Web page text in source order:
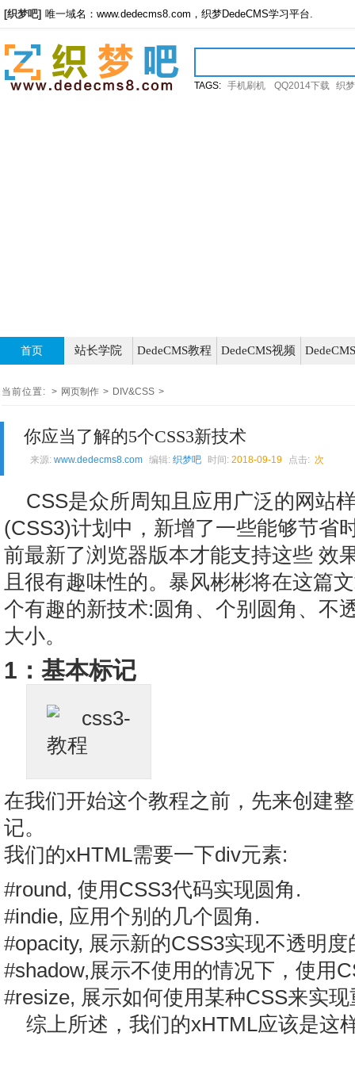
[织梦吧] 唯一域名：www.dedecms8.com，织梦DedeCMS学习平台.
TAGS: 手机刷机 QQ2014下载 织
首页 站长学院 DedeCMS教程 DedeCMS视频
当前位置: > 网页制作 > DIV&CSS >
你应当了解的5个CSS3新技术
来源: www.dedecms8.com 编辑: 织梦吧 时间: 2018-09-19 点击: 次
CSS是众所周知且应用广泛的网站
(CSS3)计划中，新增了一些能够节省
前最新了浏览器版本才能支持这些 效
且很有趣味性的。暴风彬彬将在这篇
个有趣的新技术:圆角、个别圆角、不
大小。
1：基本标记
在我们开始这个教程之前，先来创建
记。
我们的xHTML需要一下div元素:
#round, 使用CSS3代码实现圆角.
#indie, 应用个别的几个圆角.
#opacity, 展示新的CSS3实现不透明度
#shadow,展示不使用的情况下，使用
#resize, 展示如何使用某种CSS来实
综上所述，我们的xHTML应该是这